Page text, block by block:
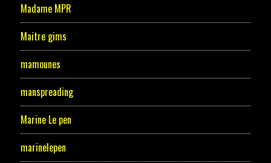
Madame MPR
Maitre gims
mamounes
manspreading
Marine Le pen
marinelepen